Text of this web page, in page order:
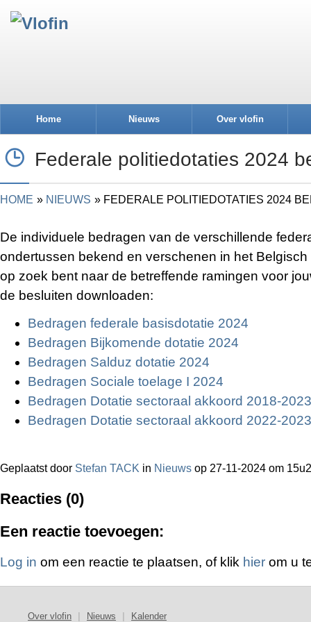
Home Nieuws Over vlofin
Federale politiedotaties 2024
HOME NIEUWS FEDERALE POLITIEDOTATIES 2024
De individuele bedragen van de verschillende
ondertussen bekend en verschenen in het
op zoek bent naar de betreffende ramingen voor
de besluiten downloaden:
Bedragen federale basisdotatie 2024
Bedragen Bijkomende dotatie 2024
Bedragen Salduz dotatie 2024
Bedragen Sociale toelage I 2024
Bedragen Dotatie sectoraal akkoord 2018-2023
Bedragen Dotatie sectoraal akkoord 2022-2023
Geplaatst door Stefan TACK in Nieuws op 27-11-2024 om
Reacties (0)
Een reactie toevoegen:
Log in om een reactie te plaatsen, of klik hier om u
Over vlofin Nieuws Kalender